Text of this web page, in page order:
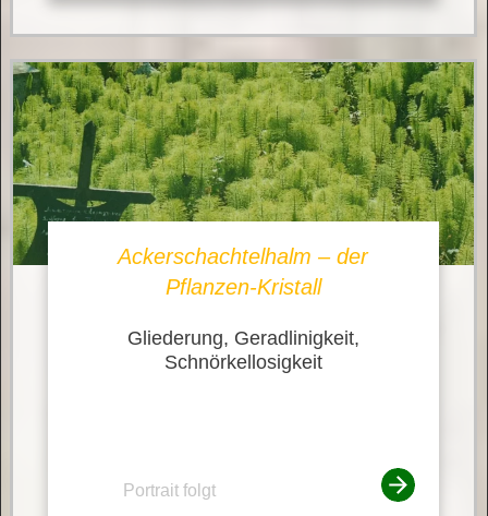
Ackerschachtelhalm – der
Pflanzen-Kristall
Gliederung, Geradlinigkeit,
Schnörkellosigkeit
Portrait folgt